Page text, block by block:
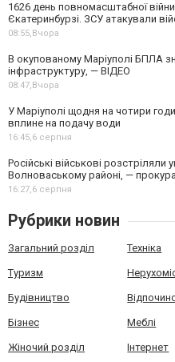
1626 день повномасштабної
Єкатеринбурзі. ЗСУ атакували
08:55,Вчора
В окупованому Маріуполі БПЛА
інфраструктуру, — ВІДЕО
08:47,Вчора
У Маріуполі щодня на чотири
вплине на подачу води
16:45,6 серпня
Російські військові розстріляли
Волноваському районі, —
16:27,6 серпня
Рубрики новин
Загальний розділ Техніка
Туризм
Будівництво
Бізнес Меблі
Жіночий розділ Інтернет